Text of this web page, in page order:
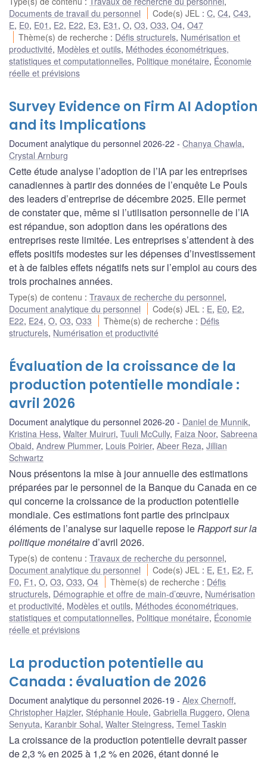
Documents de travail du personnel
Code(s) JEL :C,C4,C43,
E, E0, E01 , E2, E22, E3, E31 , O, O3, O33, O4, O47
Thème(s) de recherche : Défis structurels, Numérisation et
productivité, Modèles et outils, Méthodes économétriques,
statistiques et computationnelles, Politique monétaire, Économie
réelle et prévisions
Survey Evidence on Firm AI Adoption
and its Implications
Document analytique du personnel 2026-22 Chanya Chawla,
Crystal Arnburg
Cette étude analyse l’adoption de l’IA par les entreprises
canadiennes à partir des données de l’enquête Le Pouls
des leaders d’entreprise de décembre 2025. Elle permet
de constater que, même si l’utilisation personnelle de l’IA
est répandue, son adoption dans les opérations des
entreprises reste limitée. Les entreprises s’attendent à des
effets positifs modestes sur les dépenses d’investissement
et à de faibles effets négatifs nets sur l’emploi au cours des
trois prochaines années.
Type(s) de contenu : Travaux de recherche du personnel,
Document analytique du personnel
Code(s) JEL : E, E0, E2,
E22, E24, O, O3, O33 Thème(s) de recherche : Défis
structurels, Numérisation et productivité
Évaluation de la croissance de la
production potentielle mondiale :
avril 2026
Document analytique du personnel 2026-20 Daniel de Munnik,
Kristina Hess, Walter Muiruri, Tuuli McCully, Faiza Noor, Sabreena
Obaid, Andrew Plummer, Louis Poirier, Abeer Reza, Jillian
Schwartz
Nous présentons la mise à jour annuelle des estimations
préparées par le personnel de la Banque du Canada en ce
qui concerne la croissance de la production potentielle
mondiale. Ces estimations font partie des principaux
éléments de l’analyse sur laquelle repose leRapport sur la
politique monétaired’avril 2026.
Type(s) de contenu : Travaux de recherche du personnel,
Document analytique du personnel
Code(s) JEL : E, E1 , E2, F,
F0, F1 , O, O3, O33, O4 Thème(s) de recherche : Défis
structurels, Démographie et offre de main-d’œuvre, Numérisation
et productivité, Modèles et outils, Méthodes économétriques,
statistiques et computationnelles, Politique monétaire, Économie
réelle et prévisions
La production potentielle au
Canada : évaluation de 2026
Document analytique du personnel 2026-19 Alex Chernoff,
Christopher Hajzler, Stéphanie Houle, Gabriella Ruggero, Olena
Senyuta, Karanbir Sohal, Walter Steingress, Temel Taskin
La croissance de la production potentielle devrait passer
de 2,3 % en 2025 à 1,2 % en 2026, étant donné le